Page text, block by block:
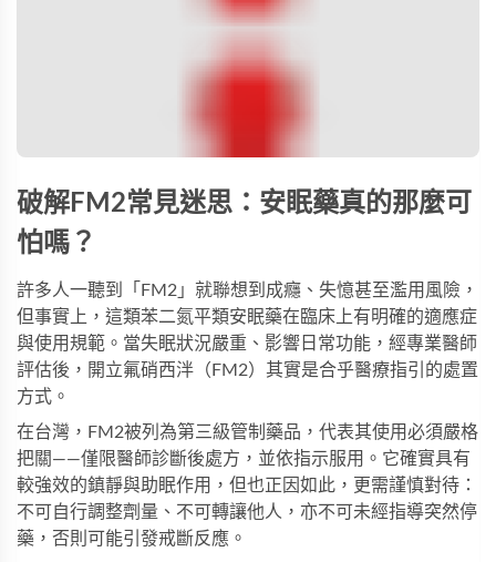
破解 FM2常見迷思： 安眠藥真的那麼可
怕嗎？
許多人一聽到「 FM2 」就聯想到成癮、失憶甚至濫用風險，
但事實上，這類苯二氮平類安眠藥在臨床上有明確的適應症
與使用規範。當失眠狀況嚴重、影響日常功能，經專業醫師
評估後，開立氟硝西泮（ FM2）其實是合乎醫療指引的處置
方式。
在台灣， FM2被列為第三級管制藥品，代表其使用必須嚴格
把關——僅限醫師診斷後處方，並依指示服用。它確實具有
較強效的鎮靜與助眠作用，但也正因如此，更需謹慎對待：
不可自行調整劑量、不可轉讓他人，亦不可未經指導突然停
藥，否則可能引發戒斷反應。